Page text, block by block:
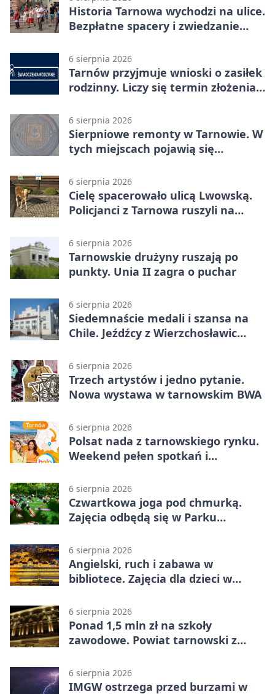
Historia Tarnowa wychodzi na ulice.
Bezpłatne spacery i zwiedzanie
6 sierpnia 2026
Tarnów przyjmuje wnioski o zasiłek
rodzinny. Liczy się termin złożenia
6 sierpnia 2026
Sierpniowe remonty w Tarnowie. W
tych miejscach pojawią się
6 sierpnia 2026
Cielę spacerowało ulicą Lwowską.
Policjanci z Tarnowa ruszyli na
6 sierpnia 2026
Tarnowskie drużyny ruszają po
punkty. Unia II zagra o puchar
6 sierpnia 2026
Siedemnaście medali i szansa na
Chile. Jeźdźcy z Wierzchosławic
6 sierpnia 2026
Trzech artystów i jedno pytanie.
Nowa wystawa w tarnowskim BWA
6 sierpnia 2026
Polsat nada z tarnowskiego rynku.
Weekend pełen spotkań i
6 sierpnia 2026
Czwartkowa joga pod chmurką.
Zajęcia odbędą się w Parku
6 sierpnia 2026
Angielski, ruch i zabawa w
bibliotece. Zajęcia dla dzieci w
6 sierpnia 2026
Ponad 1,5 mln zł na szkoły
zawodowe. Powiat tarnowski z
6 sierpnia 2026
IMGW ostrzega przed burzami w